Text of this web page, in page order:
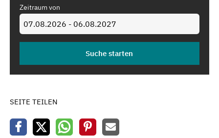
Zeitraum von
SEITE TEILEN